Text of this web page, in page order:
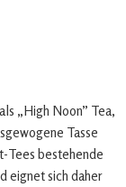
„High Noon” Tea,
Tasse
Tees bestehende
eignet sich daher